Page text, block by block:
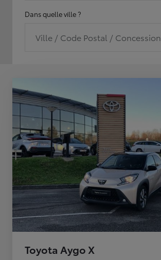
Dans quelle ville ?
Ville / Code Postal / Concession
Toyota Aygo X